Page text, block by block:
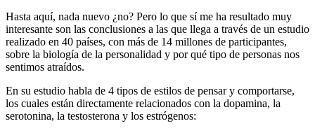
Hasta aquí, nada nuevo ¿no? Pero lo que sí me ha resultado muy
interesante son las conclusiones a las que llega a través de un estudio
realizado en 40 países, con más de 14 millones de participantes,
sobre la biología de la personalidad y por qué tipo de personas nos
sentimos atraídos.
En su estudio habla de 4 tipos de estilos de pensar y comportarse,
los cuales están directamente relacionados con la dopamina, la
serotonina, la testosterona y los estrógenos: